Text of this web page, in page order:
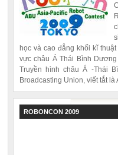
học và cao đẳng khối kĩ
vực châu Á Thái Bình
Truyền hình châu Á -Thái
Broadcasting Union, viết tắt
ROBONCON 2009